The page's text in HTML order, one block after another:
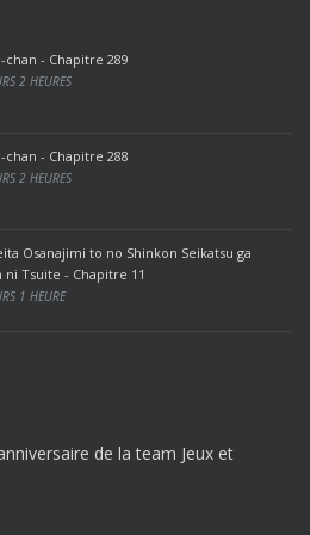
chan - Chapitre 289
2 HEURES
chan - Chapitre 288
2 HEURES
Osanajimi to no Shinkon Seikatsu ga
Tsuite - Chapitre 11
1 HEURE
de la team Jeux et